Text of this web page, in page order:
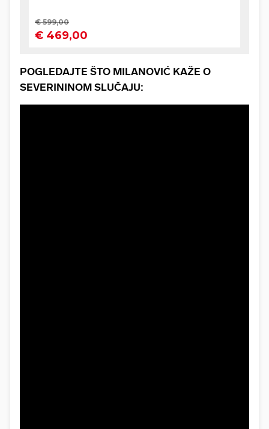
POGLEDAJTE ŠTO MILANOVIĆ KAŽE O
SEVERININOM SLUČAJU: